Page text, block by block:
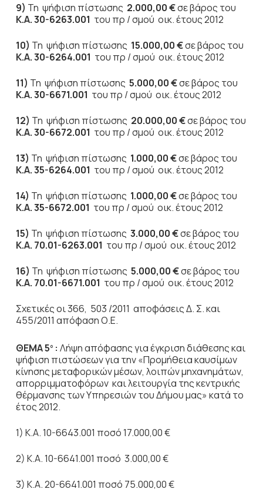
9) Τη ψήφιση πίστωσης 2.000,00 €σε βάρος του
Κ.Α. 30-6263.001 του πρ / σμού οικ. έτους 2012
10) Τη ψήφιση πίστωσης 15.000,00 €σε βάρος του
Κ.Α. 30-6264.001 του πρ / σμού οικ. έτους 2012
11) Τη ψήφιση πίστωσης 5.000,00 €σε βάρος του
Κ.Α. 30-6671.001 του πρ / σμού οικ. έτους 2012
12) Τη ψήφιση πίστωσης 20.000,00 €σε βάρος του
Κ.Α. 30-6672.001 του πρ / σμού οικ. έτους 2012
13) Τη ψήφιση πίστωσης 1.000,00 €σε βάρος του
Κ.Α. 35-6264.001 του πρ / σμού οικ. έτους 2012
14) Τη ψήφιση πίστωσης 1.000,00 €σε βάρος του
Κ.Α. 35-6672.001 του πρ / σμού οικ. έτους 2012
15) Τη ψήφιση πίστωσης 3.000,00 €σε βάρος του
Κ.Α. 70.01-6263.001 του πρ / σμού οικ. έτους 2012
16) Τη ψήφιση πίστωσης 5.000,00 €σε βάρος του
Κ.Α. 70.01-6671.001 του πρ / σμού οικ. έτους 2012
Σχετικές οι 366, 503 /2011 αποφάσεις Δ. Σ. και
455/2011 απόφαση Ο.Ε.
ΘΕΜΑ 5ο: Λήψη απόφασης για έγκριση διάθεσης και
ψήφιση πιστώσεων για την «Προμήθεια καυσίμων
κίνησης μεταφορικών μέσων, λοιπών μηχανημάτων,
απορριμματοφόρων και λειτουργία της κεντρικής
θέρμανσης των Υπηρεσιών του Δήμου μας» κατά το
έτος 2012.
1) Κ.Α. 10-6643.001 ποσό 17.000,00 €
2) Κ.Α. 10-6641.001 ποσό 3.000,00 €
3) Κ.Α. 20-6641.001 ποσό 75.000,00 €